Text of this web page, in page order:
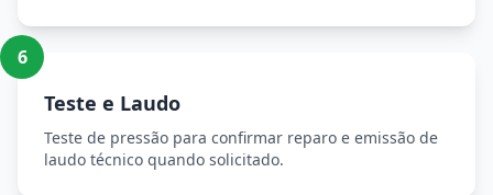
6
Teste e Laudo
Teste de pressão para confirmar reparo e emissão de
laudo técnico quando solicitado.